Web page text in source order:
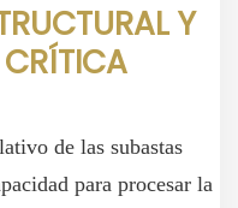
Y
de las subastas
para procesar la